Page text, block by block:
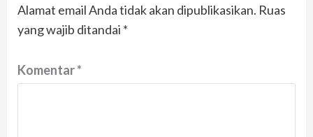
Alamat email Anda tidak akan dipublikasikan. Ruas
yang wajib ditandai *
Komentar*